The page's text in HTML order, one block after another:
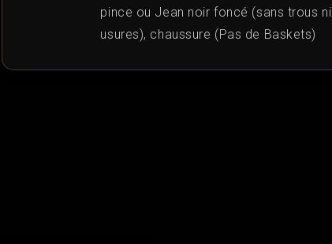
pince ou Jean noir foncé (sans trous ni
usures), chaussure (Pas de Baskets)